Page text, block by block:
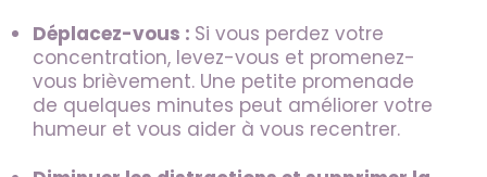
Déplacez-vous : Si vous perdez votre
concentration, levez-vous et promenez-
vous brièvement. Une petite promenade
de quelques minutes peut améliorer votre
humeur et vous aider à vous recentrer.